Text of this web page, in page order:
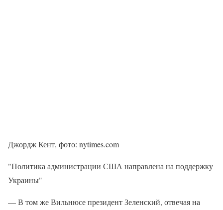
Джордж Кент, фото: nytimes.com
"Политика администрации США направлена на поддержку
Украины"
— В том же Вильнюсе президент Зеленский, отвечая на